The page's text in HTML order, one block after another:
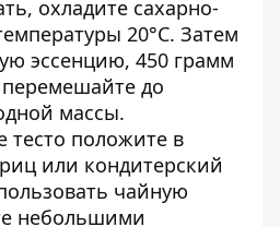
охладите сахарно-
20°С. Затем
эссенцию, 450 грамм
до
массы.
тесто положите в
или кондитерский
чайную
небольшими